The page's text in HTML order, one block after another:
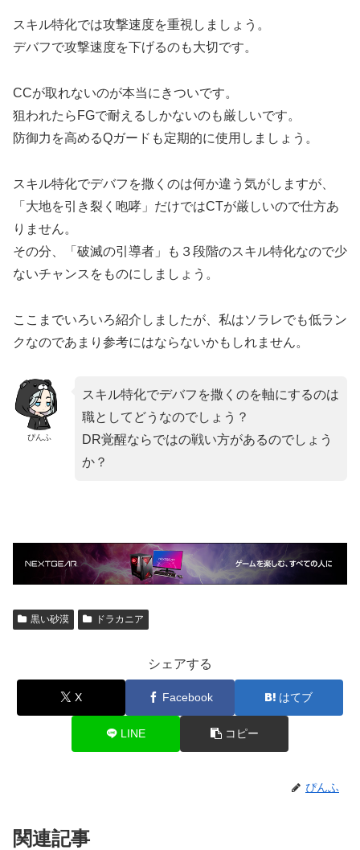
スキル特化では攻撃速度を重視しましょう。
デバフで攻撃速度を下げるのも大切です。
CCが取れないのが本当にきついです。
狙われたらFGで耐えるしかないのも厳しいです。
防御力を高めるQガードも定期的に使用しましょう。
スキル特化でデバフを撒くのは何か違う気がしますが、
「大地を引き裂く咆哮」だけではCTが厳しいので仕方あ
りません。
その分、「破滅の引導者」も３段階のスキル特化なので少
ないチャンスをものにしましょう。
ここまでいろいろ紹介しましたが、私はソラレでも低ラン
クなのであまり参考にはならないかもしれません。
ぴんふ
スキル特化でデバフを撒くのを軸にするのは
職としてどうなのでしょう？
DR覚醒ならではの戦い方があるのでしょう
か？
黒い砂漠 ドラカニア
シェアする
X Facebook はてブ
LINE コピー
ぴんふ
関連記事